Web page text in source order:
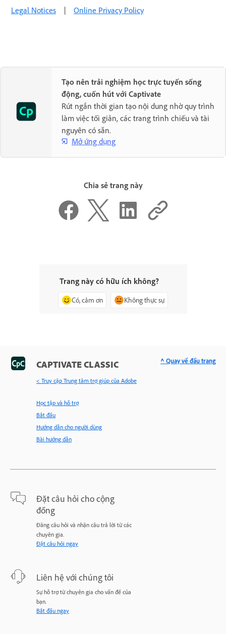
Legal Notices | Online Privacy Policy
Tạo nên trải nghiệm học trực tuyến sống
động, cuốn hút với Captivate
Rút ngắn thời gian tạo nội dung nhờ quy trình
làm việc tối giản, các trang trình chiếu và tài
nguyên có sẵn.
Mở ứng dụng
Chia sẻ trang này
Trang này có hữu ích không?
Có, cảm ơn Không thực sự
CAPTIVATE CLASSIC
< Truy cập Trung tâm trợ giúp của Adobe
Học tập và hỗ trợ
Bắt đầu
Hướng dẫn cho người dùng
Bài hướng dẫn
Đặt câu hỏi cho cộng
đồng
Đăng câu hỏi và nhận câu trả lời từ các
chuyên gia.
Đặt câu hỏi ngay
Liên hệ với chúng tôi
Sự hỗ trợ từ chuyên gia cho vấn đề của
bạn.
Bắt đầu ngay
^ Quay về đầu trang